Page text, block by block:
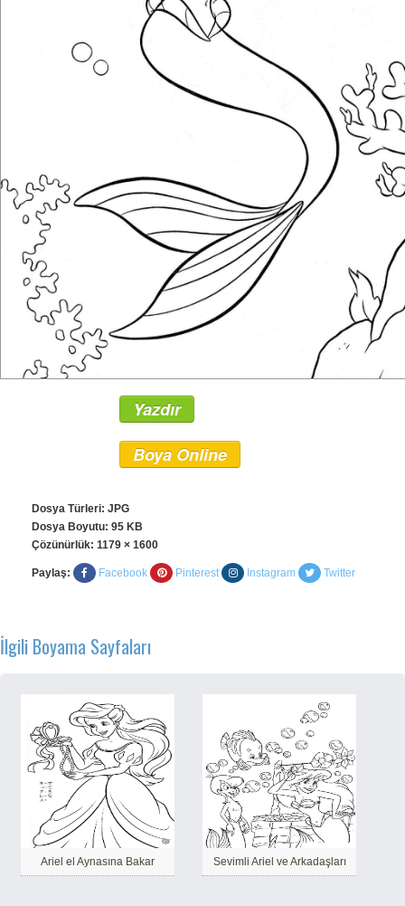
Yazdır
Boya Online
Dosya Türleri: JPG
Dosya Boyutu: 95 KB
Çözünürlük: 1179 × 1600
Paylaş: Facebook Pinterest Instagram Twitter
İlgili Boyama Sayfaları
Ariel el Aynasına Bakar Sevimli Ariel ve Arkadaşları